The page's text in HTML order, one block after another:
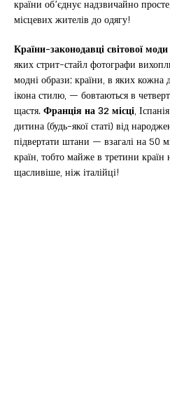
країни об’єднує надзвичайно
місцевих жителів до одягу!
Країни-законодавці світової
яких стрит-стайл фотографи
модні образи; країни, в яких кожна
ікона стилю, — бовтаються в
щастя.Франція на 32 місці,
дитина (будь-якої статі) від
підвертати штани — взагалі на 50
країн, тобто майже в третини
щасливіше, ніж італійці!